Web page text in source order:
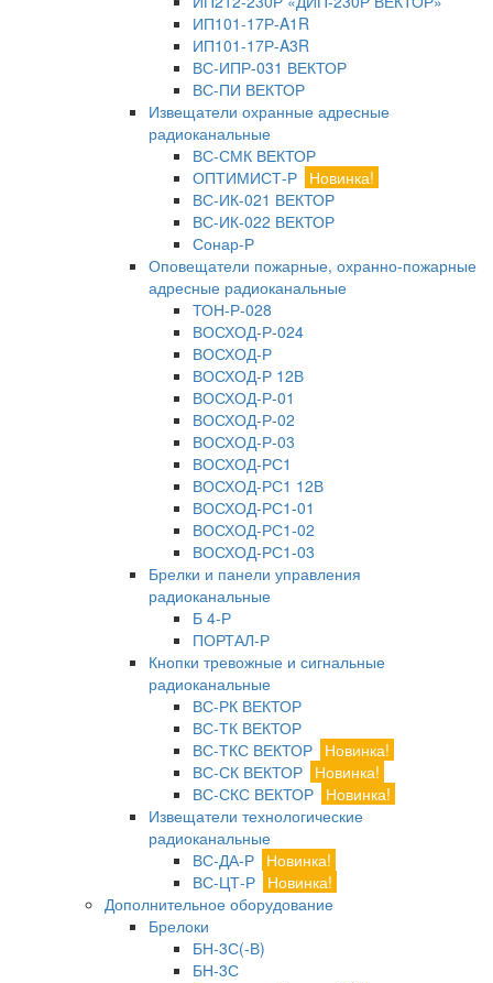
ИП101-17Р-A1R
ИП101-17Р-A3R
ВС-ИПР-031 ВЕКТОР
ВС-ПИ ВЕКТОР
Извещатели охранные адресные
радиоканальные
ВС-СМК ВЕКТОР
ОПТИМИСТ-Р Новинка!
ВС-ИК-021 ВЕКТОР
ВС-ИК-022 ВЕКТОР
Сонар-Р
Оповещатели пожарные, охранно-пожарные
адресные радиоканальные
ТОН-Р-028
ВОСХОД-Р-024
ВОСХОД-Р
ВОСХОД-Р 12В
ВОСХОД-Р-01
ВОСХОД-Р-02
ВОСХОД-Р-03
ВОСХОД-РС1
ВОСХОД-РС1 12В
ВОСХОД-РС1-01
ВОСХОД-РС1-02
ВОСХОД-РС1-03
Брелки и панели управления
радиоканальные
Б 4-Р
ПОРТАЛ-Р
Кнопки тревожные и сигнальные
радиоканальные
ВС-РК ВЕКТОР
ВС-ТК ВЕКТОР
ВС-ТКС ВЕКТОР Новинка!
ВС-СК ВЕКТОР Новинка!
ВС-СКС ВЕКТОР Новинка!
Извещатели технологические
радиоканальные
ВС-ДА-Р Новинка!
ВС-ЦТ-Р Новинка!
Дополнительное оборудование
Брелоки
БН-3С(-В)
БН-3С